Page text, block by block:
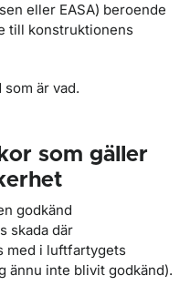
eller EASA) beroende
till konstruktionens
är vad.
som gäller
godkänd
skada där
med i luftfartygets
ännu inte blivit godkänd).